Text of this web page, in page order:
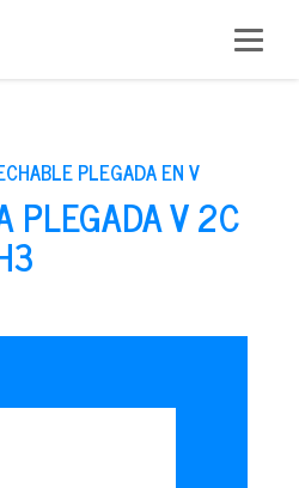
PLEGADA EN V
PLEGADA V 2C